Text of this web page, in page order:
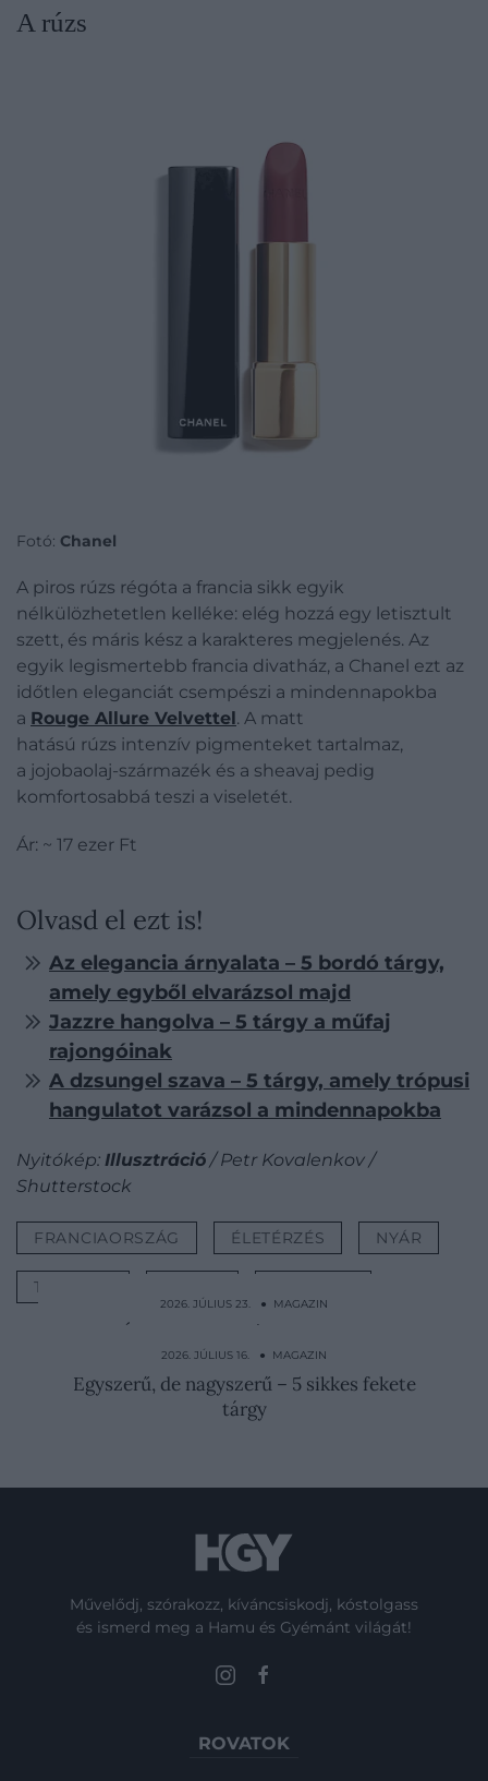
A rúzs
Fotó: Chanel
A piros rúzs régóta a francia sikk egyik
nélkülözhetetlen kelléke: elég hozzá egy letisztult
szett, és máris kész a karakteres megjelenés. Az
egyik legismertebb francia divatház, a Chanel ezt az
időtlen eleganciát csempészi a mindennapokba
a Rouge Allure Velvettel . A matt
hatású rúzs intenzív pigmenteket tartalmaz,
a jojobaolaj-származék és a sheavaj pedig
komfortosabbá teszi a viseletét.
Ár: ~ 17 ezer Ft
Olvasd el ezt is!
Az elegancia árnyalata – 5 bordó tárgy,
amely egyből elvarázsol majd
Jazzre hangolva – 5 tárgy a műfaj
rajongóinak
A dzsungel szava – 5 tárgy, amely trópusi
hangulatot varázsol a mindennapokba
Nyitókép: Illusztráció/ Petr Kovalenkov /
Shutterstock
FRANCIAORSZÁG ÉLETÉRZÉS NYÁR
TÁRGYAK
2026. JÚLIUS 23. ● MAGAZIN
Útra készen: 5 tárgy, amellyel
stílusosabban indulhatunk…
2026. JÚLIUS 16. ● MAGAZIN
Egyszerű, de nagyszerű – 5 sikkes fekete
tárgy
Művelődj, szórakozz, kíváncsiskodj, kóstolgass
és ismerd meg a Hamu és Gyémánt világát!
ROVATOK